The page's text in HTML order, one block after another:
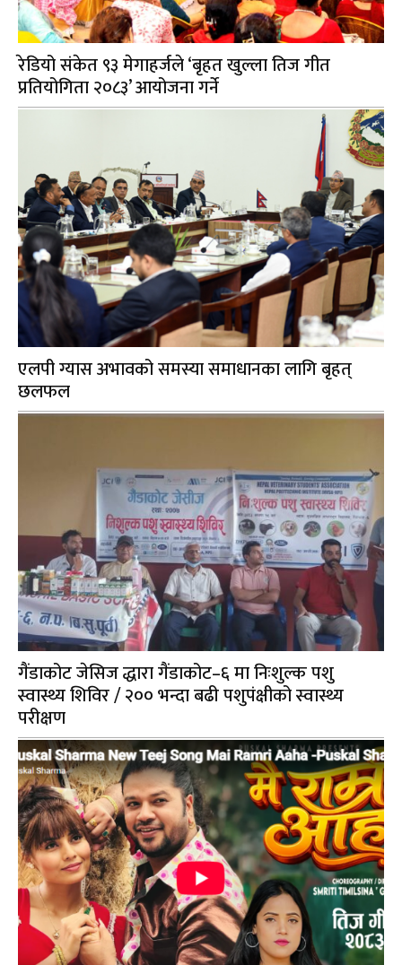
रेडियो संकेत ९३ मेगाहर्जले ‘बृहत खुल्ला तिज गीत
प्रतियोगिता २०८३’ आयोजना गर्ने
एलपी ग्यास अभावको समस्या समाधानका लागि बृहत्
छलफल
गैंडाकोट जेसिज द्धारा गैंडाकोट–६ मा निःशुल्क पशु
स्वास्थ्य शिविर / २०० भन्दा बढी पशुपंक्षीको स्वास्थ्य
परीक्षण